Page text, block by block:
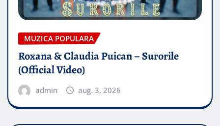
MUZICA POPULARA
Roxana & Claudia Puican – Surorile
(Official Video)
admin aug. 3, 2026